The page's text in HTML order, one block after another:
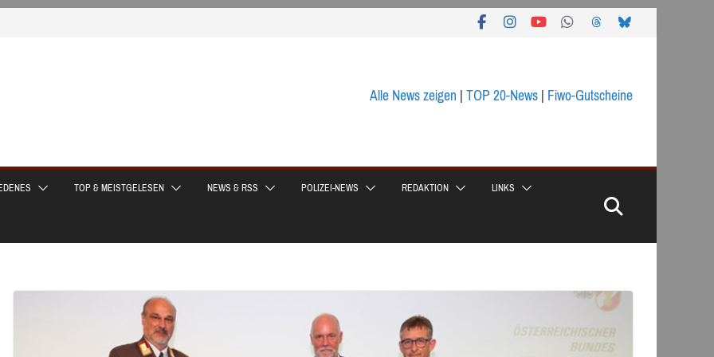
Alle News zeigen|TOP 20-News|Fiwo-Gutscheine
TOP & MEISTGELESEN NEWS & RSS POLIZEI-NEWS REDAKTION LINKS